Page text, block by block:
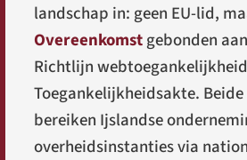
landschap in: geen EU-lid,
Overeenkomstgebonden
Richtlijn
Toegankelijkheidsakte.
bereiken Ijslandse
overheidsinstanties via